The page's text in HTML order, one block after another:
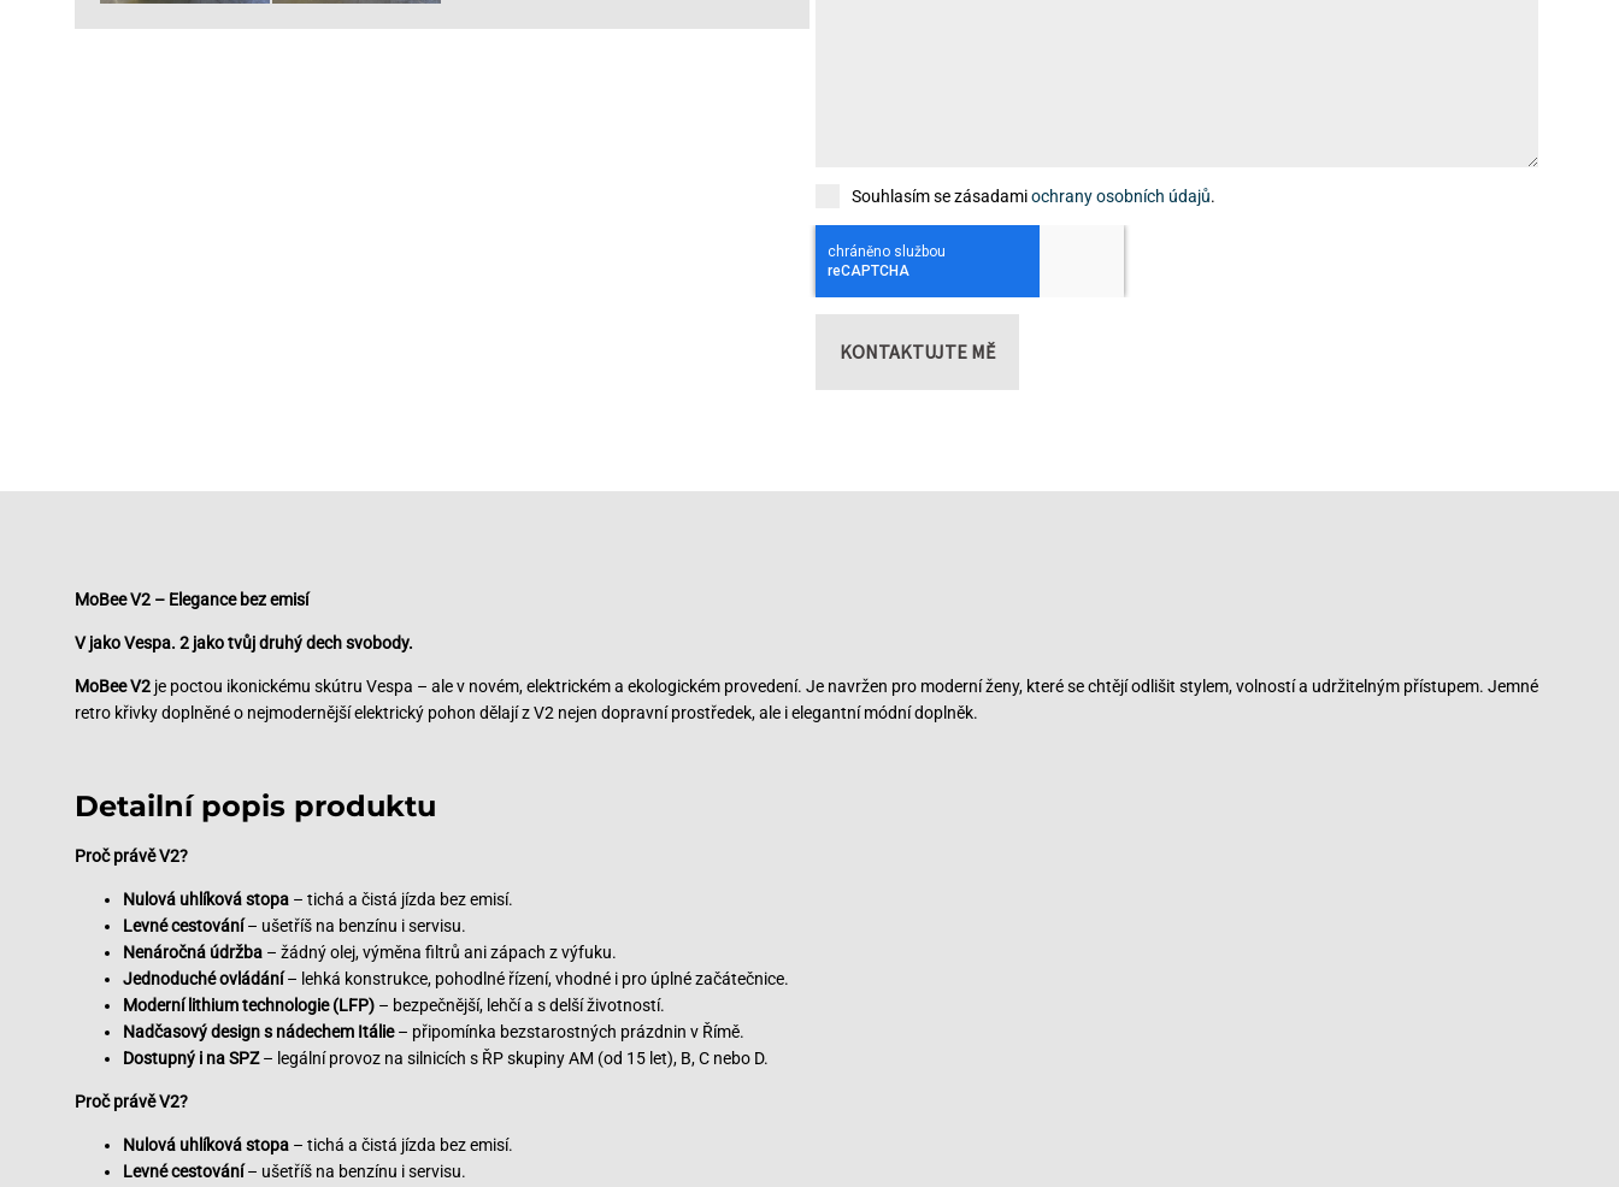
Souhlasím se zásadamiochrany osobních údajů.
KONTAKTUJTE MĚ
MoBee V2 – Elegance bez emisí
V jako Vespa. 2 jako tvůj druhý dech svobody.
MoBee V2 je poctou ikonickému skútru Vespa – ale v novém, elektrickém a ekologickém provedení. Je navržen pro moderní ženy, které se chtějí odlišit stylem, volností a udržitelným přístupem. Jemné
retro křivky doplněné o nejmodernější elektrický pohon dělají z V2 nejen dopravní prostředek, ale i elegantní módní doplněk.
Detailní popis produktu
Proč právě V2?
Nulová uhlíková stopa – tichá a čistá jízda bez emisí.
Levné cestování– ušetříš na benzínu i servisu.
Nenáročná údržba – žádný olej, výměna filtrů ani zápach z výfuku.
Jednoduché ovládání– lehká konstrukce, pohodlné řízení, vhodné i pro úplné začátečnice.
Moderní lithium technologie (LFP) – bezpečnější, lehčí a s delší životností.
Nadčasový design s nádechem Itálie– připomínka bezstarostných prázdnin v Římě.
Dostupný i na SPZ– legální provoz na silnicích s ŘP skupiny AM (od 15 let), B, C nebo D.
Proč právě V2?
Nulová uhlíková stopa – tichá a čistá jízda bez emisí.
Levné cestování– ušetříš na benzínu i servisu.